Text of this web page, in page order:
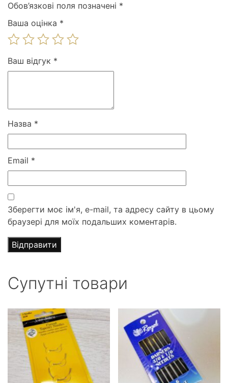
Обов’язкові поля позначені *
Ваша оцінка *
Ваш відгук *
Назва *
Email *
Зберегти моє ім'я, e-mail, та адресу сайту в цьому
браузері для моїх подальших коментарів.
Супутні товари